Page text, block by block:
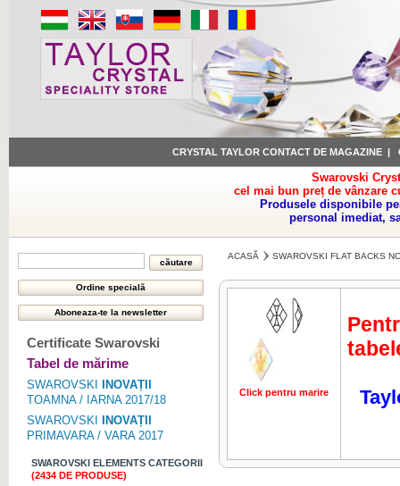
CRYSTAL TAYLOR CONTACT DE MAGAZINE |
Swarovski
cel mai bun preț de vânzare
Produsele disponibile
personal imediat,
Certificate Swarovski
Tabel de mărime
SWAROVSKI
INOVAȚII
TOAMNA / IARNA 2017/18
SWAROVSKI
INOVAȚII
PRIMAVARA / VARA 2017
SWAROVSKI ELEMENTS CATEGORII
(2434 DE PRODUSE)
ACASĂ SWAROVSKI FLAT BACKS
Click pentru marire Click pentru